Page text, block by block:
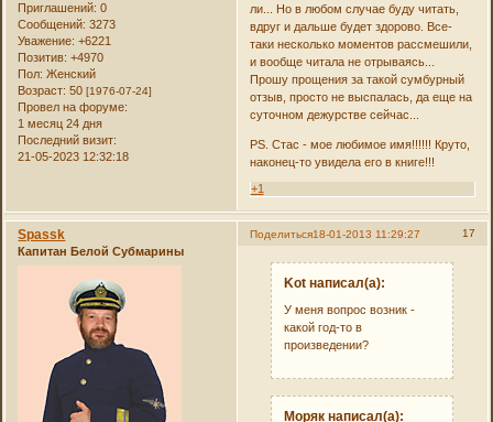
Приглашений: 0
Сообщений: 3273
Уважение: +6221
Позитив: +4970
Пол: Женский
Возраст: 50[1976-07-24]
Провел на форуме:
1 месяц 24 дня
Последний визит:
21-05-2023 12:32:18
ли... Но в любом случае буду читать,
вдруг и дальше будет здорово. Все-
таки несколько моментов рассмешили,
и вообще читала не отрываясь...
Прошу прощения за такой сумбурный
отзыв, просто не выспалась, да еще на
суточном дежурстве сейчас...
PS. Стас - мое любимое имя!!!!!! Круто,
наконец-то увидела его в книге!!!
+1
Поделиться 17
18-01-2013 11:29:27
Spassk
Капитан Белой Субмарины
Kot написал(а):
У меня вопрос возник -
какой год-то в
произведении?
Моряк написал(а):